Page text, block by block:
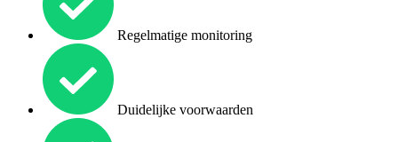
Regelmatige monitoring
Duidelijke voorwaarden